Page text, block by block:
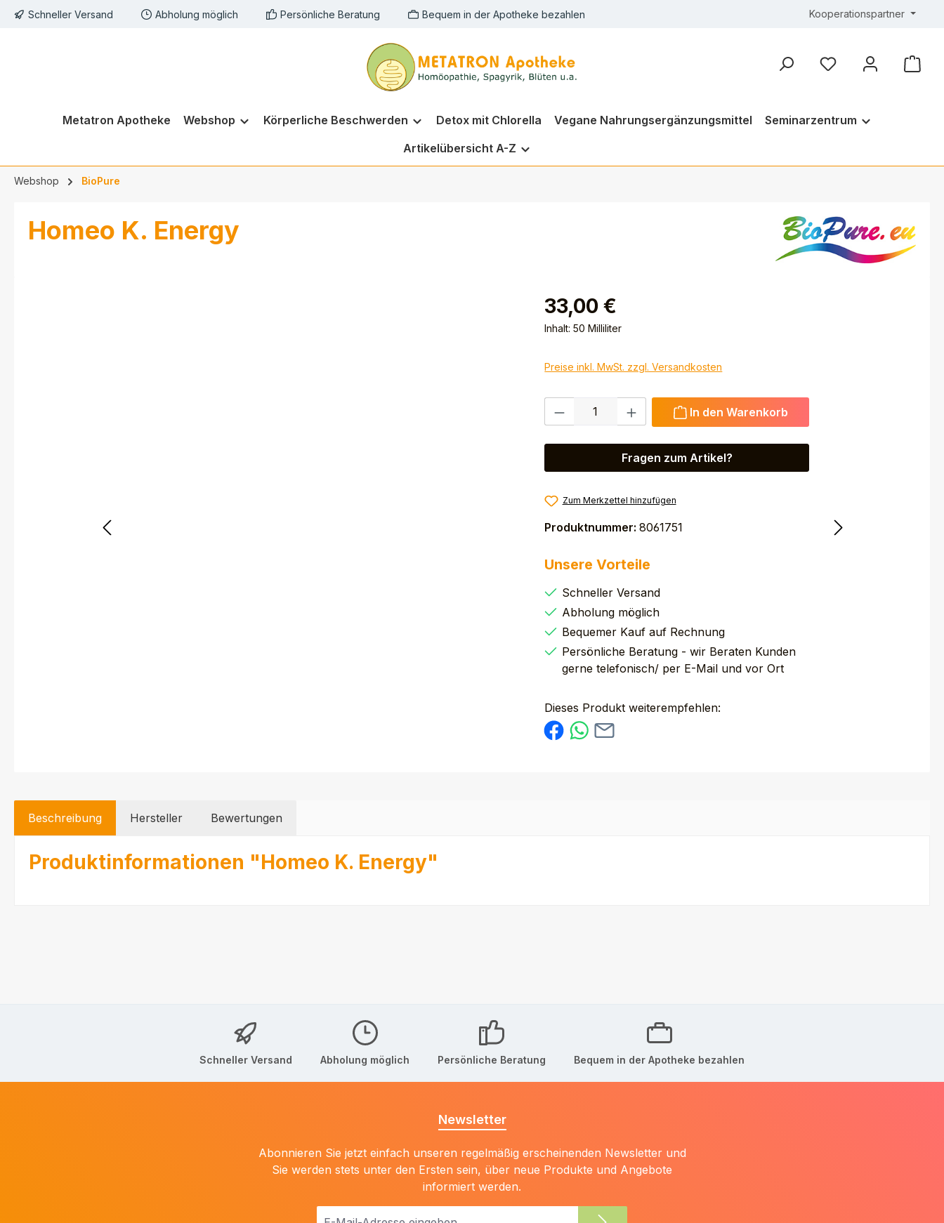
Zur Hauptnavigation springen
Schneller Versand Abholung möglich Persönliche Beratung Bequem in der Apotheke bezahlen Kooperationspartner
Metatron Apotheke Webshop Körperliche Beschwerden Detox mit Chlorella Vegane Nahrungsergänzungsmittel
Seminarzentrum
Artikelübersicht A-Z
Webshop BioPure
Homeo K. Energy
33,00 €
Inhalt:50 Milliliter
Preise inkl. MwSt. zzgl. Versandkosten
Produkt Anzahl: Gib den gewünschten Wert ein oder benutze die
In den Warenkorb
Fragen zum Artikel?
Zum Merkzettel hinzufügen
Produktnummer:8061751
Unsere Vorteile
Schneller Versand
Abholung möglich
Bequemer Kauf auf Rechnung
Persönliche Beratung - wir Beraten Kunden
gerne telefonisch/ per E-Mail und vor Ort
Dieses Produkt weiterempfehlen:
Beschreibung Hersteller Bewertungen
Produktinformationen "Homeo K. Energy"
Schneller Versand Abholung möglich Persönliche Beratung Bequem in der Apotheke bezahlen
Newsletter
Abonnieren Sie jetzt einfach unseren regelmäßig erscheinenden Newsletter und
Sie werden stets unter den Ersten sein, über neue Produkte und Angebote
informiert werden.
E-